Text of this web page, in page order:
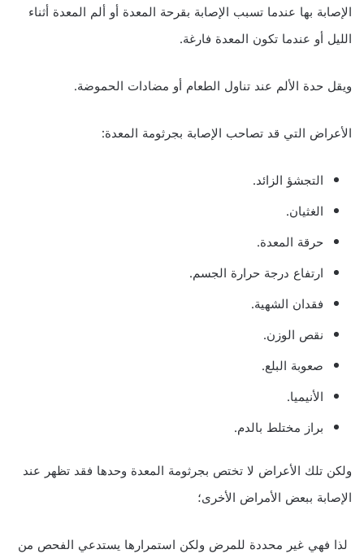
الإصابة بها عندما تسبب الإصابة بقرحة المعدة أو ألم المعدة أثناء
الليل أو عندما تكون المعدة فارغة.
ويقل حدة الألم عند تناول الطعام أو مضادات الحموضة.
الأعراض التي قد تصاحب الإصابة بجرثومة المعدة:
التجشؤ الزائد.
الغثيان.
حرقة المعدة.
ارتفاع درجة حرارة الجسم.
فقدان الشهية.
نقص الوزن.
صعوبة البلع.
الأنيميا.
براز مختلط بالدم.
ولكن تلك الأعراض لا تختص بجرثومة المعدة وحدها فقد تظهر عند
الإصابة ببعض الأمراض الأخرى؛
لذا فهي غير محددة للمرض ولكن استمرارها يستدعي الفحص من